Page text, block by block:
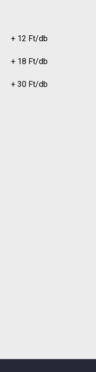
+ 12 Ft/db
+ 18 Ft/db
+ 30 Ft/db